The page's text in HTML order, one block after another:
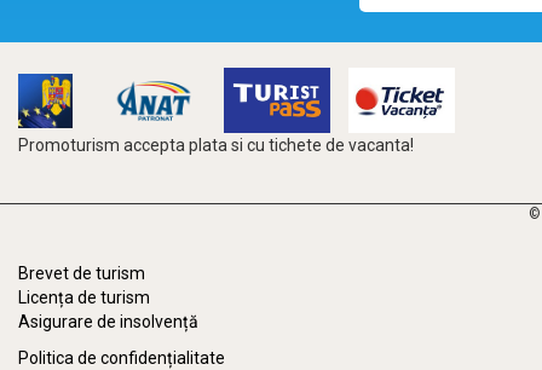
Promoturism accepta plata si cu tichete de vacanta!
©
Brevet de turism
Licența de turism
Asigurare de insolvență
Politica de confidențialitate